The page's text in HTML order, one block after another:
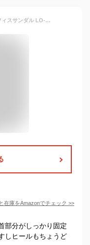
[レディワーカー] アシックス商事 オフィスサンダル LO-16390 2E相当 6cmヒール レディース ブラック 23.0~23.5 cm 2E
在庫をAmazonでチェック >>
部分がしっかり固定
しヒールもちょうど